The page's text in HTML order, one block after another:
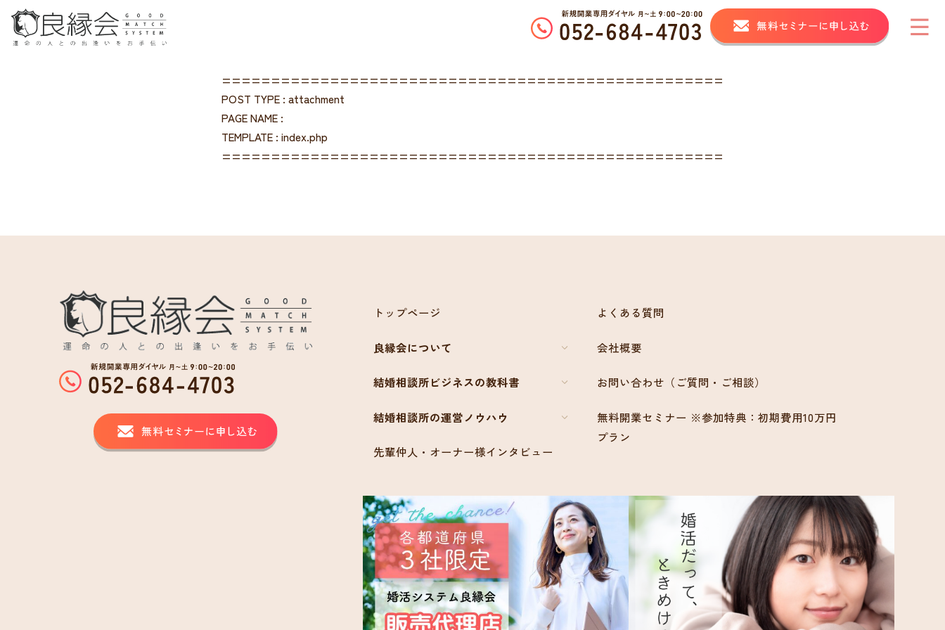
===================================================
POST TYPE : attachment
PAGE NAME :
TEMPLATE : index.php
===================================================
トップページ
良縁会について
結婚相談所ビジネスの教科書
結婚相談所の運営ノウハウ
先輩仲人・オーナー様インタビュー
よくある質問
会社概要
お問い合わせ（ご質問・ご相談）
無料開業セミナー ※参加特典：初期費用10万円
プラン